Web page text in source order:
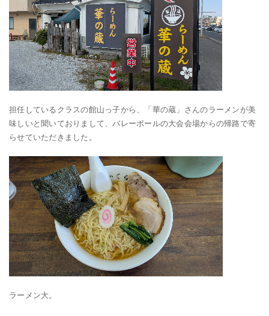
担任しているクラスの館山っ子から、「華の蔵」さんのラーメンが美
味しいと聞いておりまして、バレーボールの大会会場からの帰路で寄
らせていただきました。
ラーメン大。